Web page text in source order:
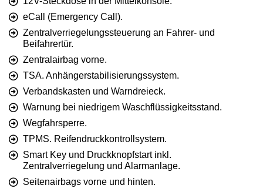
eCall (Emergency Call).
Zentralverriegelungssteuerung an Fahrer- und
Beifahrertür.
Zentralairbag vorne.
TSA. Anhängerstabilisierungssystem.
Verbandskasten und Warndreieck.
Warnung bei niedrigem Waschflüssigkeitsstand.
Wegfahrsperre.
TPMS. Reifendruckkontrollsystem.
Smart Key und Druckknopfstart inkl.
Zentralverriegelung und Alarmanlage.
Seitenairbags vorne und hinten.